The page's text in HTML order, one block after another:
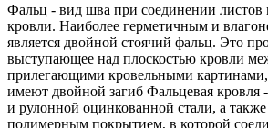
Фальц - вид шва при соединении листов
кровли. Наиболее герметичным и
является двойной стоячий фальц. Это
выступающее над плоскостью кровли
прилегающими кровельными
имеют двойной загиб Фальцевая кровля
и рулонной оцинкованной стали, а также
полимерным покрытием, в которой